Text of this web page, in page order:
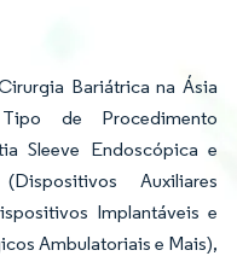
Bariátrica na Ásia
de Procedimento
Sleeve Endoscópica e
Auxiliares
Implantáveis e
Ambulatoriais e Mais),